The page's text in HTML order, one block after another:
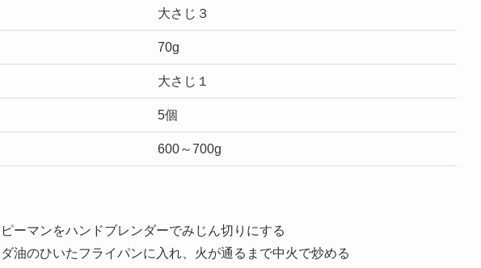
大さじ３
70g
大さじ１
5個
600～700g
ーマンをハンドブレンダーでみじん切りにする
油のひいたフライパンに入れ、火が通るまで中火で炒める